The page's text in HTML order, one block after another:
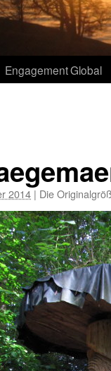
EngagementGlobal
2014 | Die